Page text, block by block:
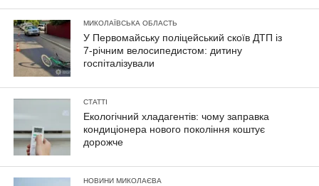
МИКОЛАЇВСЬКА ОБЛАСТЬ
У Первомайську поліцейський скоїв ДТП із
7-річним велосипедистом: дитину
госпіталізували
СТАТТІ
Екологічний хладагентів: чому заправка
кондиціонера нового покоління коштує
дорожче
НОВИНИ МИКОЛАЄВА